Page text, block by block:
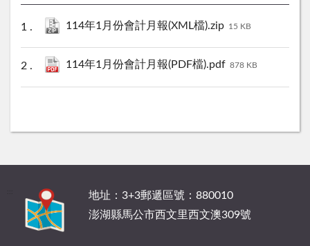
114年1月份會計月報(XML檔).zip 15 KB
114年1月份會計月報(PDF檔).pdf 878 KB
地址：3+3郵遞區號：880010
澎湖縣馬公市西文里西文澳309號